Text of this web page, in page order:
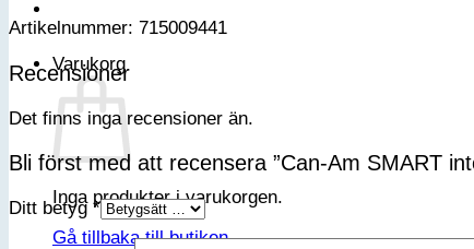
Varukorg
Inga produkter i varukorgen.
Gå tillbaka till butiken
Artikelnummer: 715009441
Recensioner
Det finns inga recensioner än.
Bli först med att recensera ”Can-Am SMART
Ditt betyg *